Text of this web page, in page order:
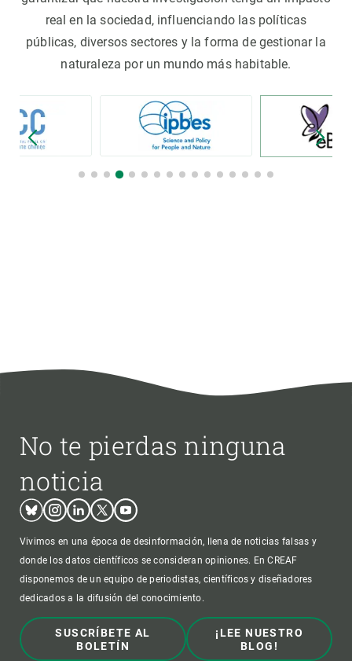
real en la sociedad, influenciando las políticas
públicas, diversos sectores y la forma de gestionar la
naturaleza por un mundo más habitable.
No te pierdas ninguna
noticia
BlueskyInstagram
LinkedinTwitterYoutube
Vivimos en una época de desinformación, llena de noticias falsas y
donde los datos científicos se consideran opiniones. En CREAF
disponemos de un equipo de periodistas, científicos y diseñadores
dedicados a la difusión del conocimiento.
SUSCRÍBETE AL
BOLETÍN
¡LEE NUESTRO
BLOG!